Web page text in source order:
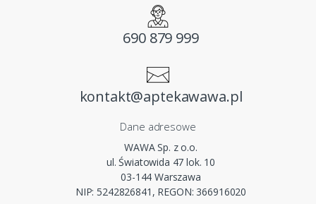
690 879 999
kontakt@aptekawawa.pl
Dane adresowe
WAWA Sp. z o.o.
ul. Światowida 47 lok. 10
03-144 Warszawa
NIP: 5242826841, REGON: 366916020